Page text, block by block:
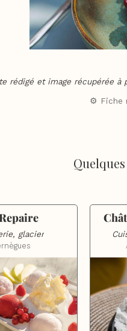
rédigé et image récupérée
⚙️ Fiche
glacier